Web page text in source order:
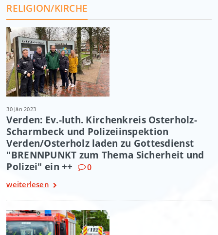
RELIGION/KIRCHE
30 Jän 2023
Verden: Ev.-luth. Kirchenkreis Osterholz-
Scharmbeck und Polizeiinspektion
Verden/Osterholz laden zu Gottesdienst
"BRENNPUNKT zum Thema Sicherheit und
Polizei" ein ++
0
weiterlesen